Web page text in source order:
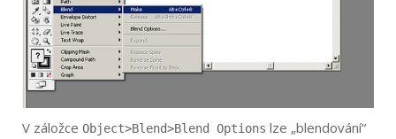
V záložce Object>Blend>Blend Options lze „blendování“